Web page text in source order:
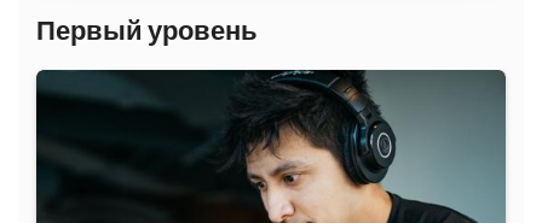
Первый уровень